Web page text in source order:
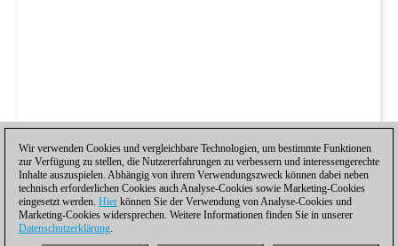
Wir verwenden Cookies und vergleichbare Technologien, um bestimmte Funktionen
zur Verfügung zu stellen, die Nutzererfahrungen zu verbessern und interessengerechte
Inhalte auszuspielen. Abhängig von ihrem Verwendungszweck können dabei neben
technisch erforderlichen Cookies auch Analyse-Cookies sowie Marketing-Cookies
eingesetzt werden. Hier können Sie der Verwendung von Analyse-Cookies und
Marketing-Cookies widersprechen. Weitere Informationen finden Sie in unserer
Datenschutzerklärung.